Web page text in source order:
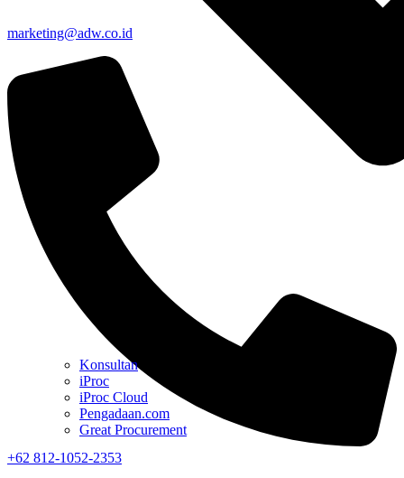
Konsultan
iProc
iProc Cloud
Pengadaan.com
Great Procurement
marketing@adw.co.id
+62 812-1052-2353